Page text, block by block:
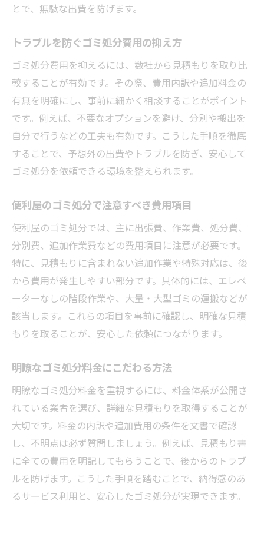
とで、無駄な出費を防げます。
トラブルを防ぐゴミ処分費用の抑え方
ゴミ処分費用を抑えるには、数社から見積もりを取り比
較することが有効です。その際、費用内訳や追加料金の
有無を明確にし、事前に細かく相談することがポイント
です。例えば、不要なオプションを避け、分別や搬出を
自分で行うなどの工夫も有効です。こうした手順を徹底
することで、予想外の出費やトラブルを防ぎ、安心して
ゴミ処分を依頼できる環境を整えられます。
便利屋のゴミ処分で注意すべき費用項目
便利屋のゴミ処分では、主に出張費、作業費、処分費、
分別費、追加作業費などの費用項目に注意が必要です。
特に、見積もりに含まれない追加作業や特殊対応は、後
から費用が発生しやすい部分です。具体的には、エレベ
ーターなしの階段作業や、大量・大型ゴミの運搬などが
該当します。これらの項目を事前に確認し、明確な見積
もりを取ることが、安心した依頼につながります。
明瞭なゴミ処分料金にこだわる方法
明瞭なゴミ処分料金を重視するには、料金体系が公開さ
れている業者を選び、詳細な見積もりを取得することが
大切です。料金の内訳や追加費用の条件を文書で確認
し、不明点は必ず質問しましょう。例えば、見積もり書
に全ての費用を明記してもらうことで、後からのトラブ
ルを防げます。こうした手順を踏むことで、納得感のあ
るサービス利用と、安心したゴミ処分が実現できます。